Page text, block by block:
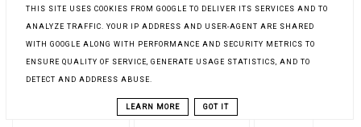
FERGUS HUME FESTIWAL FILM FILOZOFIA FINANSE
FRANCESCA CAVALLO FRANCESCA PIRRONE
THIS SITE USES COOKIES FROM GOOGLE TO DELIVER ITS SERVICES AND TO
ANALYZE TRAFFIC. YOUR IP ADDRESS AND USER-AGENT ARE SHARED
WITH GOOGLE ALONG WITH PERFORMANCE AND SECURITY METRICS TO
ENSURE QUALITY OF SERVICE, GENERATE USAGE STATISTICS, AND TO
DETECT AND ADDRESS ABUSE.
LEARN MORE GOT IT